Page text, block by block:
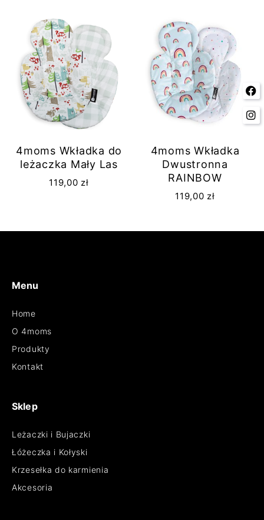
4moms Wkładka do
leżaczka Mały Las
119,00 zł
4moms Wkładka
Dwustronna
RAINBOW
119,00 zł
Menu
Home
O 4moms
Produkty
Kontakt
Sklep
Leżaczki i Bujaczki
Łóżeczka i Kołyski
Krzesełka do karmienia
Akcesoria